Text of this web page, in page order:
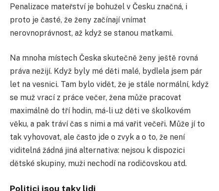
Penalizace mateřství je bohužel v Česku značná, i
proto je časté, že ženy začínají vnímat
nerovnoprávnost, až když se stanou matkami.
Na mnoha místech Česka skutečně ženy ještě rovná
práva nežijí. Když byly mé děti malé, bydlela jsem pár
let na vesnici. Tam bylo vidět, že je stále normální, když
se muž vrací z práce večer, žena může pracovat
maximálně do tří hodin, má-li už děti ve školkovém
věku, a pak tráví čas s nimi a má vařit večeři. Může jí to
tak vyhovovat, ale často jde o zvyk a o to, že není
viditelná žádná jiná alternativa: nejsou k dispozici
dětské skupiny, muži nechodí na rodičovskou atd.
Politici jsou taky lidi